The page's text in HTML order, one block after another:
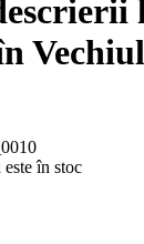
Vechiul
în stoc